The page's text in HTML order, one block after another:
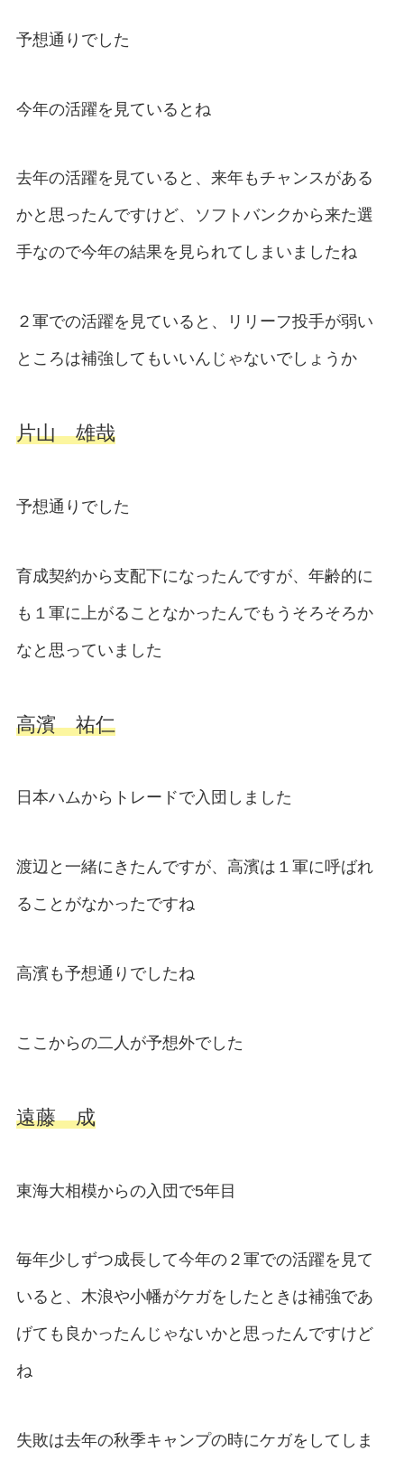
予想通りでした
今年の活躍を見ているとね
去年の活躍を見ていると、来年もチャンスがある
かと思ったんですけど、ソフトバンクから来た選
手なので今年の結果を見られてしまいましたね
２軍での活躍を見ていると、リリーフ投手が弱い
ところは補強してもいいんじゃないでしょうか
片山 雄哉
予想通りでした
育成契約から支配下になったんですが、年齢的に
も１軍に上がることなかったんでもうそろそろか
なと思っていました
高濱 祐仁
日本ハムからトレードで入団しました
渡辺と一緒にきたんですが、高濱は１軍に呼ばれ
ることがなかったですね
高濱も予想通りでしたね
ここからの二人が予想外でした
遠藤 成
東海大相模からの入団で5年目
毎年少しずつ成長して今年の２軍での活躍を見て
いると、木浪や小幡がケガをしたときは補強であ
げても良かったんじゃないかと思ったんですけど
ね
失敗は去年の秋季キャンプの時にケガをしてしま